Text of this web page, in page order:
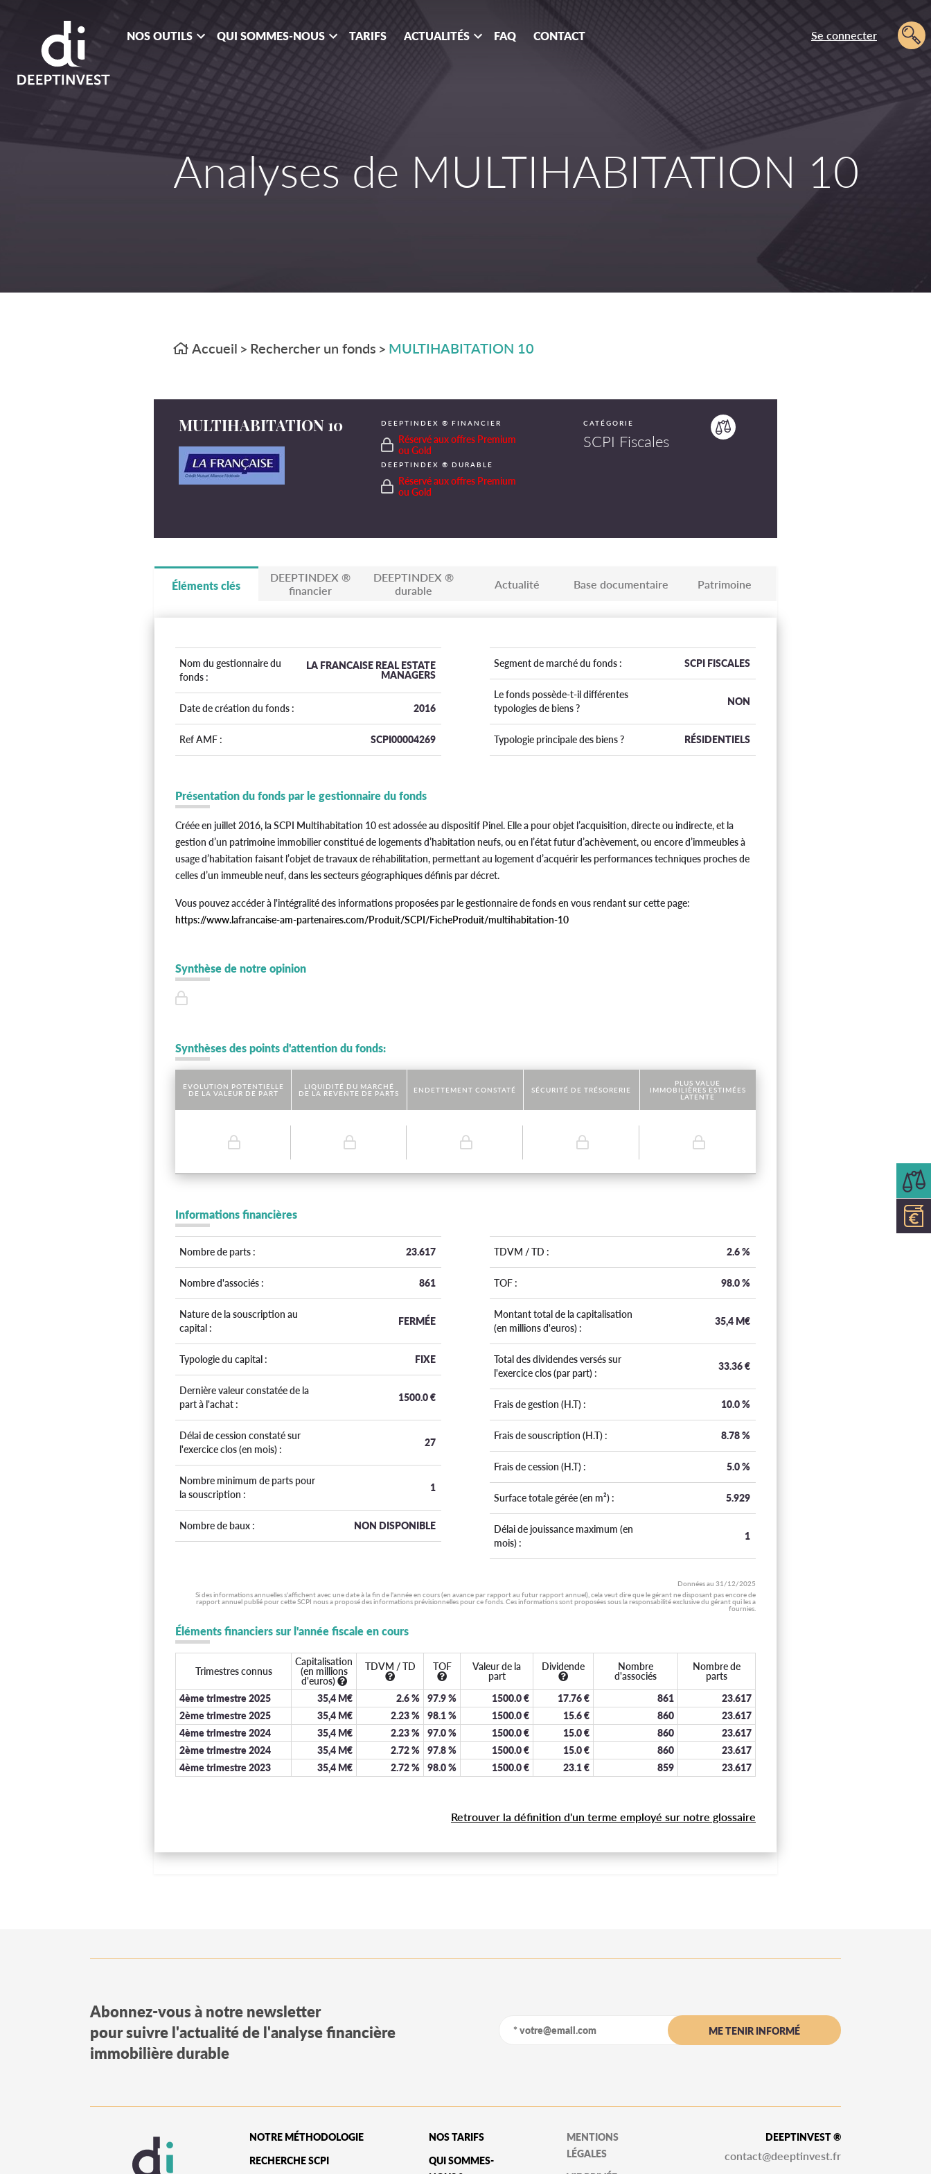
Se connecter
NOS OUTILS QUI SOMMES-NOUS TARIFS ACTUALITÉS FAQ CONTACT
Analyses de MULTIHABITATION 10
Accueil > Rechercher un fonds > MULTIHABITATION 10
MULTIHABITATION 10 DEEPTINDEX ® FINANCIER
Réservé aux offres Premium
ou Gold
DEEPTINDEX ® DURABLE
Réservé aux offres Premium
ou Gold
CATÉGORIE
SCPI Fiscales
Éléments clés
DEEPTINDEX ®
financier
DEEPTINDEX ®
durable
Actualité Base documentaire Patrimoine
Nom du gestionnaire du
fonds :
LA FRANCAISE REAL ESTATE
MANAGERS
Date de création du fonds : 2016
Ref AMF : SCPI00004269
Segment de marché du fonds : SCPI FISCALES
Le fonds possède-t-il différentes
typologies de biens ?
NON
Typologie principale des biens ? RÉSIDENTIELS
Présentation du fonds par le gestionnaire du fonds
Créée en juillet 2016, la SCPI Multihabitation 10 est adossée au dispositif Pinel. Elle a pour objet l’acquisition, directe ou indirecte, et la
gestion d’un patrimoine immobilier constitué de logements d’habitation neufs, ou en l’état futur d’achèvement, ou encore d’immeubles à
usage d’habitation faisant l’objet de travaux de réhabilitation, permettant au logement d’acquérir les performances techniques proches de
celles d’un immeuble neuf, dans les secteurs géographiques définis par décret.
Vous pouvez accéder à l'intégralité des informations proposées par le gestionnaire de fonds en vous rendant sur cette page:
https://www.lafrancaise-am-partenaires.com/Produit/SCPI/FicheProduit/multihabitation-10
Synthèse de notre opinion
Synthèses des points d'attention du fonds:
EVOLUTION POTENTIELLE
DE LA VALEUR DE PART
LIQUIDITÉ DU MARCHÉ
DE LA REVENTE DE PARTS
ENDETTEMENT CONSTATÉ SÉCURITÉ DE TRÉSORERIE
PLUS VALUE
IMMOBILIÈRES ESTIMÉES
LATENTE
Informations financières
Nombre de parts : 23.617
Nombre d'associés : 861
Nature de la souscription au
capital :
FERMÉE
Typologie du capital : FIXE
Dernière valeur constatée de la
part à l'achat :
1500.0€
Délai de cession constaté sur
l'exercice clos (en mois) :
27
Nombre minimum de parts pour
la souscription :
1
Nombre de baux : NON DISPONIBLE
TDVM / TD : 2.6%
TOF : 98.0%
Montant total de la capitalisation
(en millions d'euros) :
35,4 M€
Total des dividendes versés sur
l'exercice clos (par part) :
33.36€
Frais de gestion (H.T) : 10.0%
Frais de souscription (H.T) : 8.78%
Frais de cession (H.T) : 5.0%
Surface totale gérée (en m²) : 5.929
Délai de jouissance maximum (en
mois) :
1
Données au 31/12/2025
Si des informations annuelles s'affichent avec une date à la fin de l'année en cours (en avance par rapport au futur rapport annuel), cela veut dire que le gérant ne disposant pas encore de
rapport annuel publié pour cette SCPI nous a proposé des informations prévisionnelles pour ce fonds. Ces informations sont proposées sous la responsabilité exclusive du gérant qui les a
fournies.
Éléments financiers sur l'année fiscale en cours
Trimestres connus
Capitalisation
(en millions
d'euros)
TDVM / TD TOF
Valeur de la
part
Dividende
Nombre
d'associés
Nombre de
parts
4ème trimestre 2025
35,4 M€ 2.6% 97.9% 1500.0€ 17.76€ 861
23.617
2ème trimestre 2025
35,4 M€ 2.23% 98.1% 1500.0€ 15.6€ 860
23.617
4ème trimestre 2024
35,4 M€ 2.23% 97.0% 1500.0€ 15.0€ 860
23.617
2ème trimestre 2024
35,4 M€ 2.72% 97.8% 1500.0€ 15.0€ 860
23.617
4ème trimestre 2023
35,4 M€ 2.72% 98.0% 1500.0€ 23.1€ 859 23.617
Retrouver la définition d'un terme employé sur notre glossaire
Abonnez-vous à notre newsletter
pour suivre l'actualité de l'analyse financière
immobilière durable
ME TENIR INFORMÉ
NOTRE MÉTHODOLOGIE
RECHERCHE SCPI
NOS TARIFS
QUI SOMMES-
MENTIONS
LÉGALES
DEEPTINVEST ®
contact@deeptinvest.fr